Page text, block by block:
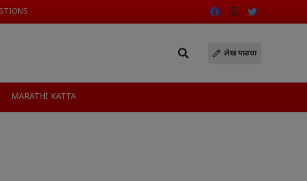
लेख पाठवा
MARATHI KATTA